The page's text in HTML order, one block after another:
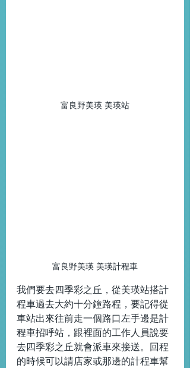
富良野美瑛 美瑛站
富良野美瑛 美瑛計程車
我們要去四季彩之丘，從美瑛站搭計
程車過去大約十分鐘路程，要記得從
車站出來往前走一個路口左手邊是計
程車招呼站，跟裡面的工作人員說要
去四季彩之丘就會派車來接送。回程
的時候可以請店家或那邊的計程車幫